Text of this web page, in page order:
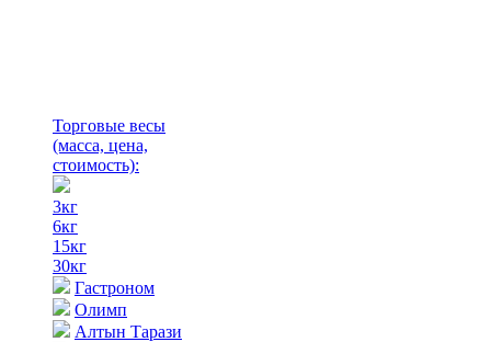
Торговые весы
(масса, цена,
стоимость):
3кг
6кг
15кг
30кг
Гастроном
Олимп
Алтын Тарази